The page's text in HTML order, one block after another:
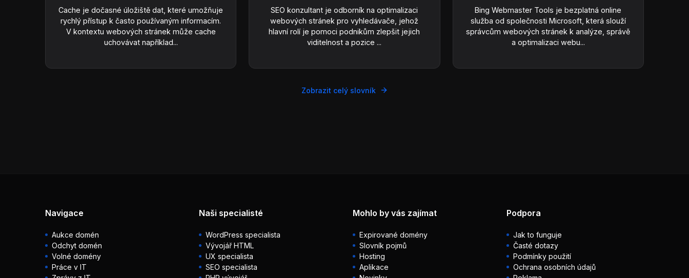
Cache je dočasné úložiště dat, které umožňuje
rychlý přístup k často používaným informacím.
V kontextu webových stránek může cache
uchovávat například...
SEO konzultant je odborník na optimalizaci
webových stránek pro vyhledávače, jehož
hlavní rolí je pomoci podnikům zlepšit jejich
viditelnost a pozice ...
Bing Webmaster Tools je bezplatná online
služba od společnosti Microsoft, která slouží
správcům webových stránek k analýze, správě
a optimalizaci webu...
Zobrazit celý slovník
Navigace
Aukce domén
Odchyt domén
Volné domény
Práce v IT
Naši specialisté
WordPress specialista
Vývojář HTML
UX specialista
SEO specialista
Mohlo by vás zajímat
Expirované domény
Slovník pojmů
Hosting
Aplikace
Podpora
Jak to funguje
Časté dotazy
Podmínky použití
Ochrana osobních údajů